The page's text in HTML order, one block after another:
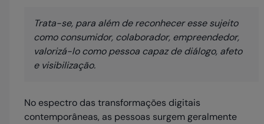
Trata-se, para além de reconhecer esse sujeito
como consumidor, colaborador, empreendedor,
valorizá-lo como pessoa capaz de diálogo, afeto
e visibilização.
No espectro das transformações digitais
contemporâneas, as pessoas surgem geralmente